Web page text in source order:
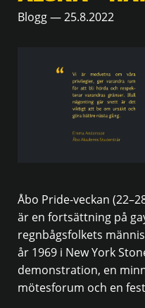
Blogg — 25.8.2022
Åbo Pride-veckan
är en fortsättning på
regnbågsfolkets
år 1969 i New York
demonstration, en
mötesforum och en